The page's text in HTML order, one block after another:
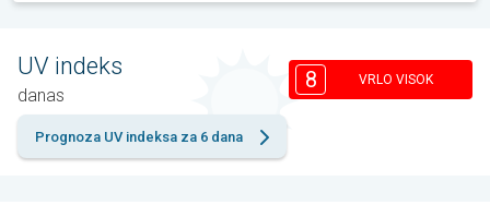
UV indeks
danas
8 VRLO VISOK
Prognoza UV indeksa za 6 dana